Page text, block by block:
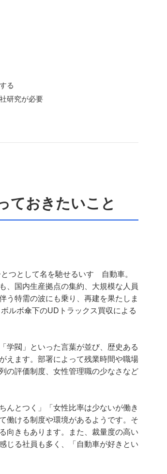
る
研究が必要
ておきたいこと
つとして名を馳せるいすゞ自動車。
、国内生産拠点の集約、大規模な人員
う特需の波にも乗り、再建を果たしま
ルボ傘下のUDトラックス買収による
学閥」といった言葉が並び、歴史ある
えます。部署によって残業時間や職場
の評価制度、女性管理職の少なさなど
んとつく」「女性比率は少ないが働き
働ける制度や環境があるようです。そ
向きもあります。また、裁量度の高い
じる社員も多く、「自動車が好きとい